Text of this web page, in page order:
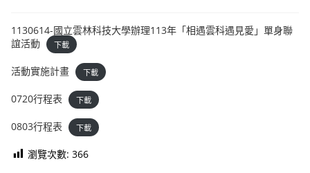
1130614-國立雲林科技大學辦理113年「相遇雲科遇見愛」單身聯
誼活動
下載
活動實施計畫 下載
0720行程表 下載
0803行程表 下載
瀏覽次數: 366